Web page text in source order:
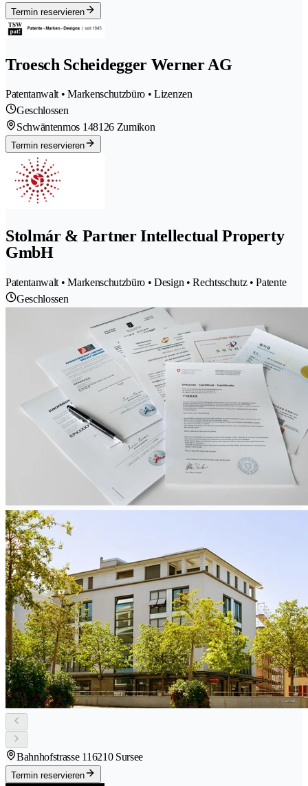
Termin reservieren
Troesch Scheidegger Werner AG
Patentanwalt • Markenschutzbüro • Lizenzen
Geschlossen
Schwäntenmos 148126 Zumikon
Termin reservieren
Stolmár & Partner Intellectual Property
GmbH
Patentanwalt • Markenschutzbüro • Design • Rechtsschutz • Patente
Geschlossen
Bahnhofstrasse 116210 Sursee
Termin reservieren